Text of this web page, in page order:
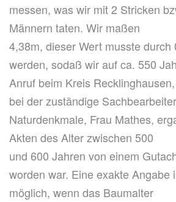
messen, was wir mit 2 Stricken
Männern taten. Wir maßen
4,38m, dieser Wert musste durch
werden, sodaß wir auf ca. 550
Anruf beim Kreis Recklinghausen,
bei der zuständige
Naturdenkmale, Frau Mathes,
Akten des Alter zwischen 500
und 600 Jahren von einem
worden war. Eine exakte Angabe
möglich, wenn das Baumalter